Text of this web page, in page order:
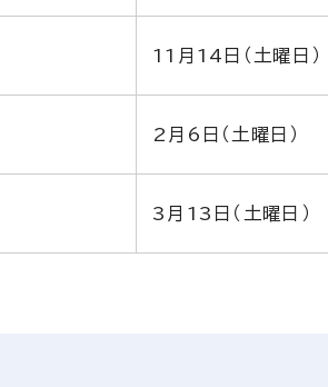
11月14日（土曜日）
2月6日（土曜日）
3月13日（土曜日）